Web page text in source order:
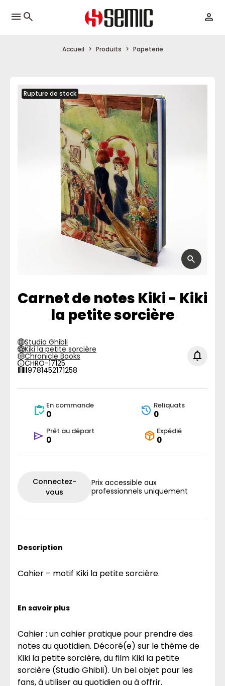
menu
Accueil Produits Papeterie
Rupture de stock
Carnet de notes Kiki - Kiki
la petite sorcière
Studio Ghibli
Kiki la petite sorcière
Chronicle Books
CHRO-17125
9781452171258
En commande
0
Reliquats
0
Prêt au départ
0
Expédié
0
Connectez-
vous
Prix accessible aux
professionnels uniquement
Description
Cahier – motif Kiki la petite sorcière.
En savoir plus
Cahier : un cahier pratique pour prendre des
notes au quotidien. Décoré(e) sur le thème de
Kiki la petite sorcière, du film Kiki la petite
sorcière (Studio Ghibli). Un bel objet pour les
fans, à utiliser au quotidien ou à offrir.